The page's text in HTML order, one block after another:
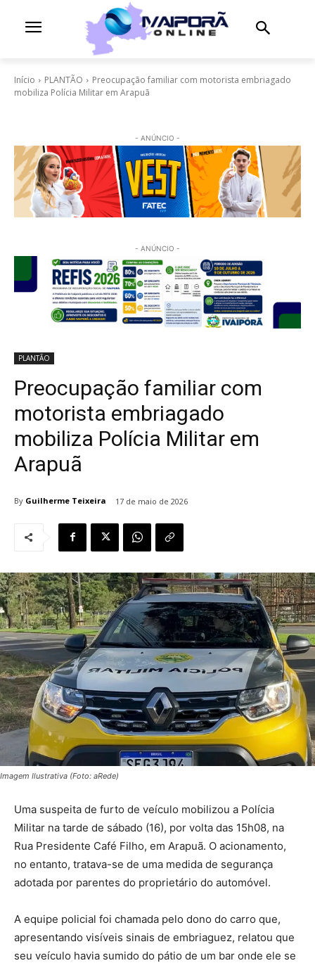
Início PLANTÃO
Preocupação familiar com motorista embriagado
mobiliza Polícia Militar em Arapuã
- ANÚNCIO -
- ANÚNCIO -
PLANTÃO
Preocupação familiar com
motorista embriagado
mobiliza Polícia Militar em
Arapuã
By Guilherme Teixeira 17 de maio de 2026
Imagem Ilustrativa (Foto: aRede)
Uma suspeita de furto de veículo mobilizou a Polícia
Militar na tarde de sábado (16), por volta das 15h08, na
Rua Presidente Café Filho, em Arapuã. O acionamento,
no entanto, tratava-se de uma medida de segurança
adotada por parentes do proprietário do automóvel.
A equipe policial foi chamada pelo dono do carro que,
apresentando visíveis sinais de embriaguez, relatou que
seu veículo havia sumido do pátio de um bar onde ele se